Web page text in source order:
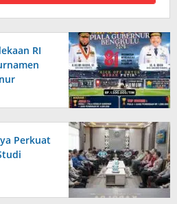
RI
Perkuat